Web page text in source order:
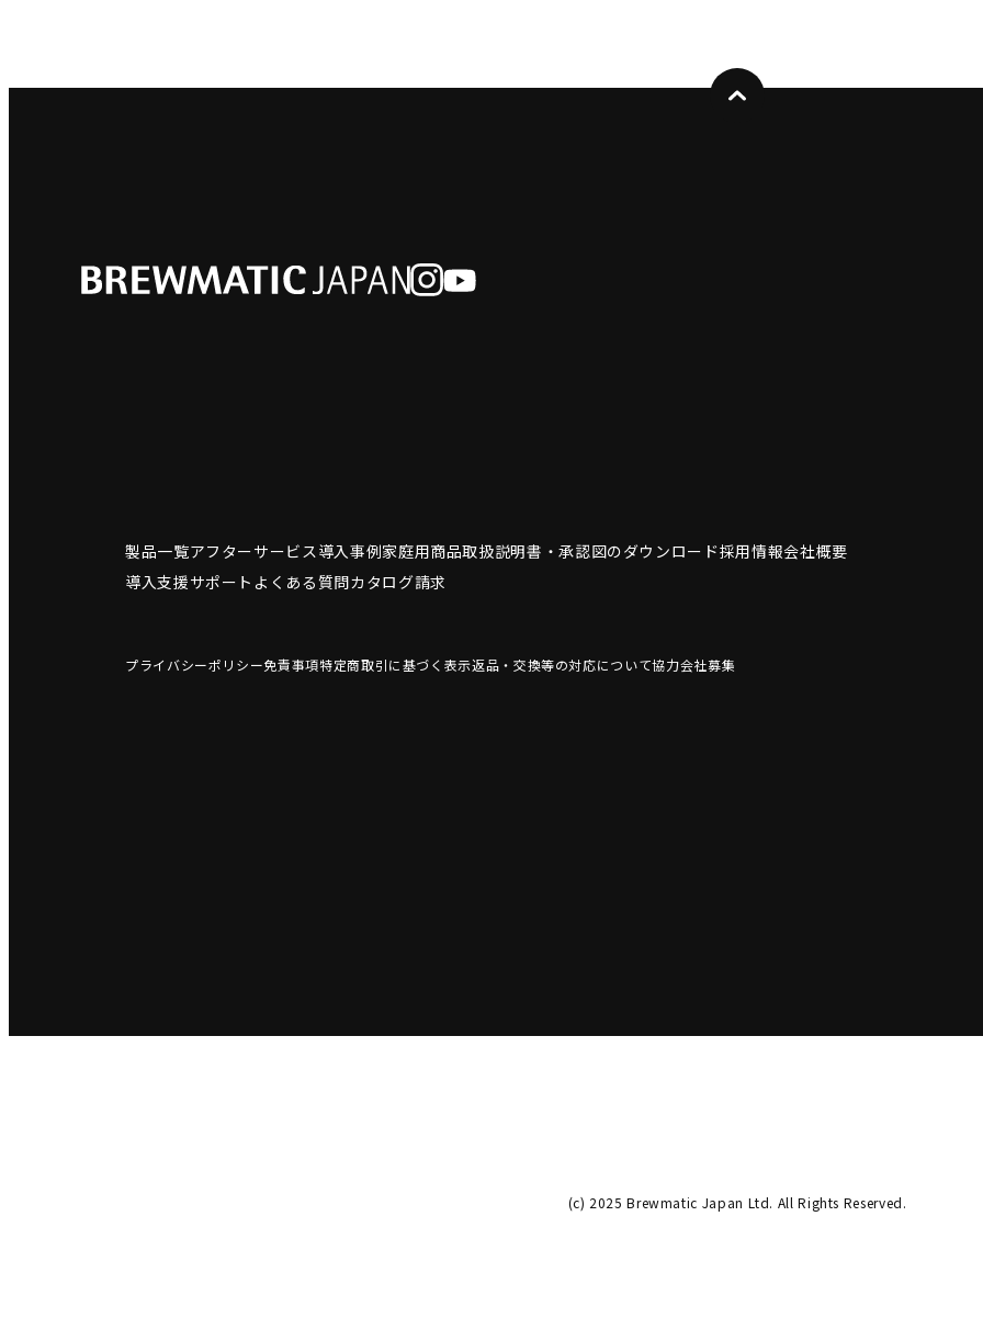
製品一覧アフターサービス導入事例家庭用商品取扱説明書・承認図のダウンロード採用情報会社概要
導入支援サポート よくある質問カタログ請求
プライバシーポリシー免責事項特定商取引に基づく表示返品・交換等の対応について協力会社募集
(c) 2025 Brewmatic Japan Ltd. All Rights Reserved.